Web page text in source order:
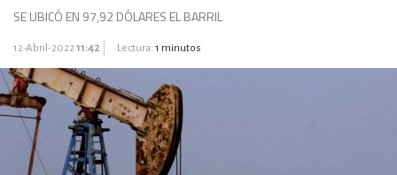
SE UBICÓ EN 97,92 DÓLARES EL BARRIL
12-Abril-202211:42 Lectura: 1 minutos